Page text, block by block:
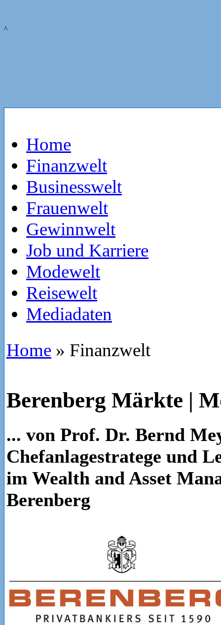
^
Home
Finanzwelt
Businesswelt
Frauenwelt
Gewinnwelt
Job und Karriere
Modewelt
Reisewelt
Mediadaten
Home » Finanzwelt
Berenberg Märkte |
... von Prof. Dr. Bernd
Chefanlagestratege und
im Wealth and Asset
Berenberg